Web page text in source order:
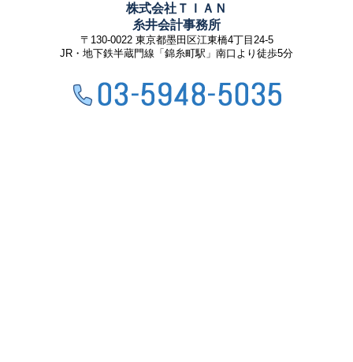
株式会社ＴＩＡＮ
糸井会計事務所
〒130-0022 東京都墨田区江東橋4丁目24-5
JR・地下鉄半蔵門線「錦糸町駅」南口より徒歩5分